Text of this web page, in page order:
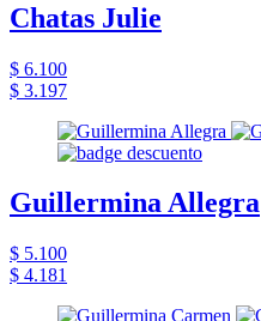
Chatas Julie
$ 6.100
$ 3.197
Guillermina Allegra
$ 5.100
$ 4.181